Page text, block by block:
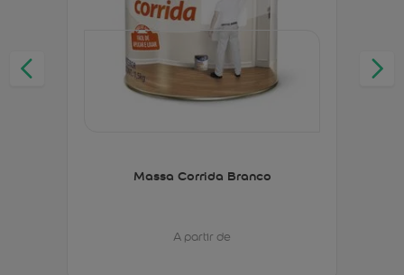
Massa Corrida Branco
A partir de